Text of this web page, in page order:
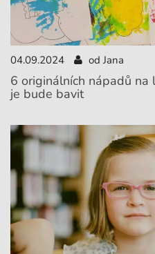
04.09.2024 od Jana
6 originálních nápadů
je bude bavit